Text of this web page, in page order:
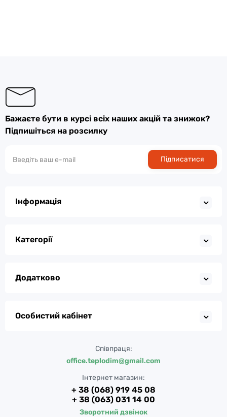
Бажаєте бути в курсі всіх наших акцій та знижок?
Підпишіться на розсилку
Підписатися
Інформація
Категорії
Додатково
Особистий кабінет
Співпраця:
office.teplodim@gmail.com
Інтернет магазин:
+ 38 (068) 919 45 08
+ 38 (063) 031 14 00
Зворотний дзвінок